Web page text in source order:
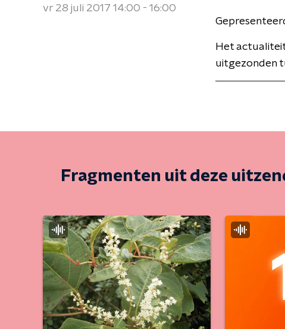
vr 28 juli 2017 14:00 - 16:00
Het
uitgezonden
Fragmenten uit deze